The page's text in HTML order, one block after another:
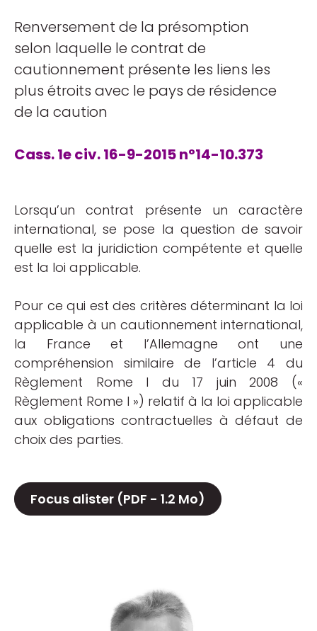
Renversement de la présomption
selon laquelle le contrat de
cautionnement présente les liens les
plus étroits avec le pays de résidence
de la caution
Cass. 1e civ. 16-9-2015 n°14-10.373
Lorsqu’un contrat présente un caractère
international, se pose la question de savoir
quelle est la juridiction compétente et quelle
est la loi applicable.
Pour ce qui est des critères déterminant la loi
applicable à un cautionnement international,
la France et l’Allemagne ont une
compréhension similaire de l’article 4 du
Règlement Rome I du 17 juin 2008 («
Règlement Rome I ») relatif à la loi applicable
aux obligations contractuelles à défaut de
choix des parties.
Focus alister (PDF - 1.2 Mo)